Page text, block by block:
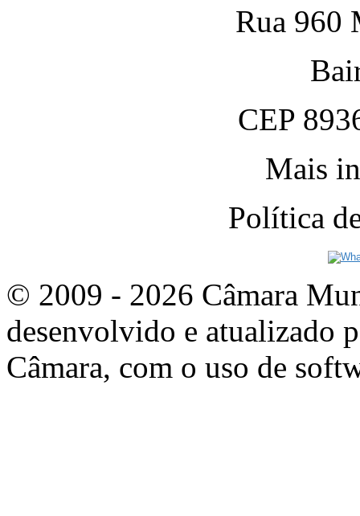
Rua 960
CEP
Mais
Política
© 2009 - 2026 Câmara
desenvolvido e atualizado
Câmara, com o uso de